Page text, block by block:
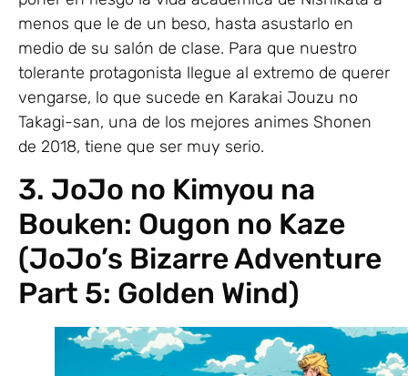
menos que le de un beso, hasta asustarlo en
medio de su salón de clase. Para que nuestro
tolerante protagonista llegue al extremo de querer
vengarse, lo que sucede en Karakai Jouzu no
Takagi-san, una de los mejores animes Shonen
de 2018, tiene que ser muy serio.
3. JoJo no Kimyou na
Bouken: Ougon no Kaze
(JoJo’s Bizarre Adventure
Part 5: Golden Wind)